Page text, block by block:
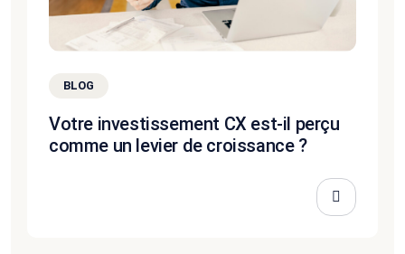
BLOG
Votre investissement CX est-il perçu
comme un levier de croissance ?